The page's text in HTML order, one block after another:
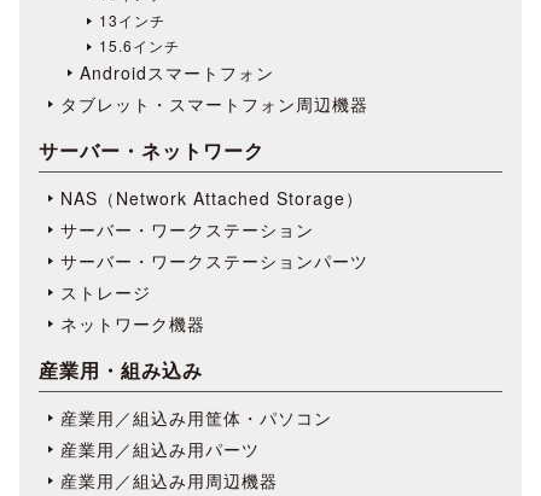
13インチ
15.6インチ
Androidスマートフォン
タブレット・スマートフォン周辺機器
サーバー・ネットワーク
NAS（Network Attached Storage）
サーバー・ワークステーション
サーバー・ワークステーションパーツ
ストレージ
ネットワーク機器
産業用・組み込み
産業用／組込み用筐体・パソコン
産業用／組込み用パーツ
産業用／組込み用周辺機器